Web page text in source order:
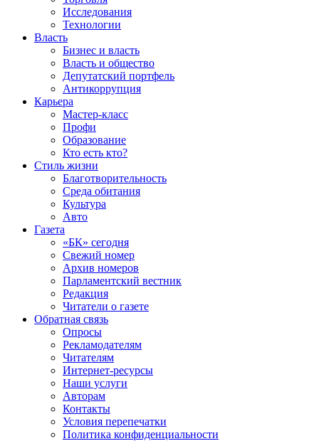
Исследования
Технологии
Власть
Бизнес и власть
Власть и общество
Депутатский портфель
Антикоррупция
Карьера
Мастер-класс
Профи
Образование
Кто есть кто?
Стиль жизни
Благотворительность
Среда обитания
Культура
Авто
Газета
«БК» сегодня
Свежий номер
Архив номеров
Парламентский вестник
Редакция
Читатели о газете
Обратная связь
Опросы
Рекламодателям
Читателям
Интернет-ресурсы
Наши услуги
Авторам
Контакты
Условия перепечатки
Политика конфиденциальности